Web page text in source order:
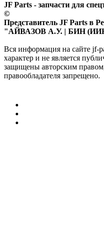
JF Parts - запчасти для
©
Представитель JF Parts в
"АЙВАЗОВ А.У. | БИН
Вся информация на сайте jf-
характер и не является
защищены авторским
правообладателя запрещено.